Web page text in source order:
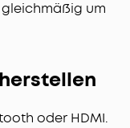
um
oder HDMI.